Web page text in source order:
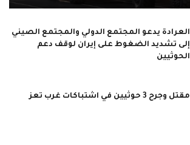
العرادة يدعو المجتمع الدولي والمجتمع الصيني
إلى تشديد الضغوط على إيران لوقف دعم
الحوثيين
مقتل وجرح 3 حوثيين في اشتباكات غرب تعز